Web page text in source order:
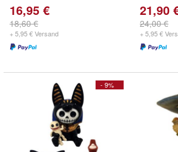
16,95 €
18,60 €
+ 5,95 € Versand
21,90
24,00 €
+ 5,95 €
- 9%